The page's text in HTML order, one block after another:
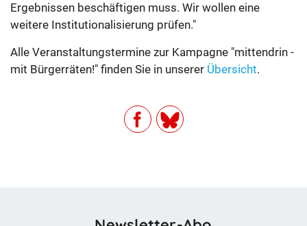
Ergebnissen beschäftigen muss. Wir wollen eine
weitere Institutionalisierung prüfen."
Alle Veranstaltungstermine zur Kampagne "mittendrin -
mit Bürgerräten!" finden Sie in unserer Übersicht.
FacebookBlueSky